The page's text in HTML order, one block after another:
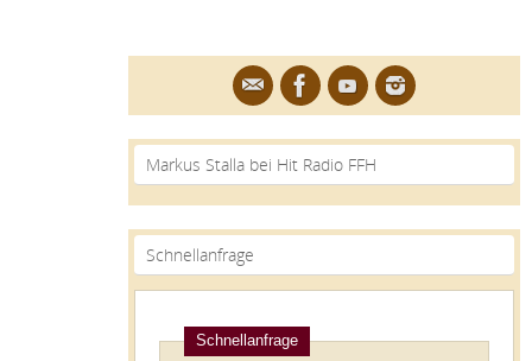
Markus Stalla bei Hit Radio FFH
Schnellanfrage
Schnellanfrage